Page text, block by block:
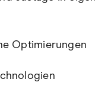
Optimierungen